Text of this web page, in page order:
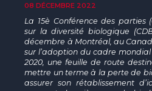
08 DÉCEMBRE 2022
La 15è Conférence des parties
sur la diversité biologique
décembre à Montréal, au
sur l’adoption du cadre
2020, une feuille de route
mettre un terme à la perte de
assurer son rétablissement